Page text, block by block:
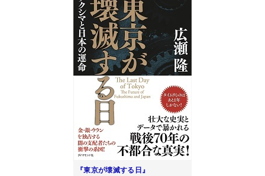
『東京が壊滅する日』